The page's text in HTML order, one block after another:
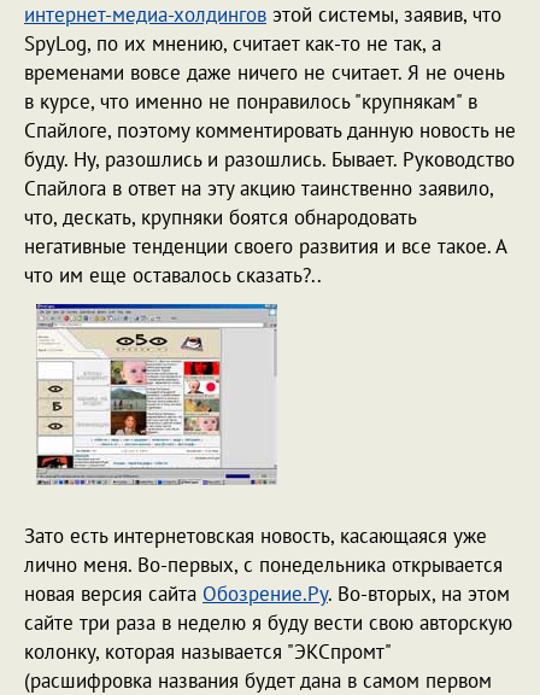
интернет-медиа-холдингов этой системы, заявив, что
SpyLog, по их мнению, считает как-то не так, а
временами вовсе даже ничего не считает. Я не очень
в курсе, что именно не понравилось "крупнякам" в
Спайлоге, поэтому комментировать данную новость не
буду. Ну, разошлись и разошлись. Бывает. Руководство
Спайлога в ответ на эту акцию таинственно заявило,
что, дескать, крупняки боятся обнародовать
негативные тенденции своего развития и все такое. А
что им еще оставалось сказать?..
Зато есть интернетовская новость, касающаяся уже
лично меня. Во-первых, с понедельника открывается
новая версия сайта Обозрение.Ру. Во-вторых, на этом
сайте три раза в неделю я буду вести свою авторскую
колонку, которая называется "ЭКСпромт"
(расшифровка названия будет дана в самом первом